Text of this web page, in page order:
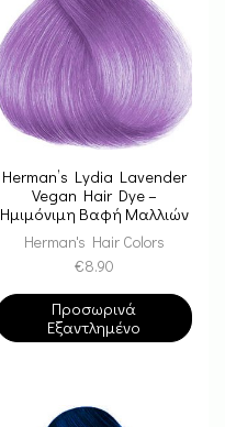
Herman’s Lydia Lavender
Vegan Hair Dye –
Ημιμόνιμη Βαφή Μαλλιών
Herman's Hair Colors
€8.90
Προσωρινά
Εξαντλημένο